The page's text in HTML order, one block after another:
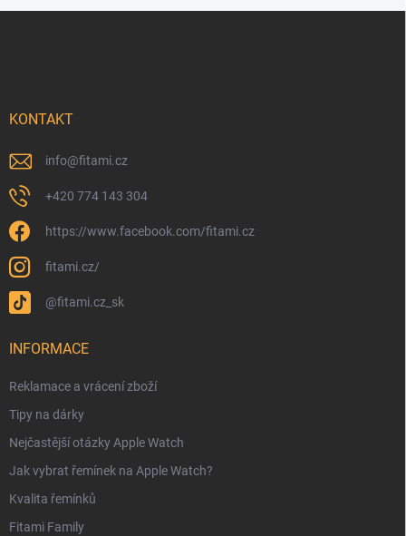
KONTAKT
info@fitami.cz
+420 774 143 304
https://www.facebook.com/fitami.cz
fitami.cz/
@fitami.cz_sk
INFORMACE
Reklamace a vrácení zboží
Tipy na dárky
Nejčastější otázky Apple Watch
Jak vybrat řemínek na Apple Watch?
Kvalita řemínků
Fitami Family